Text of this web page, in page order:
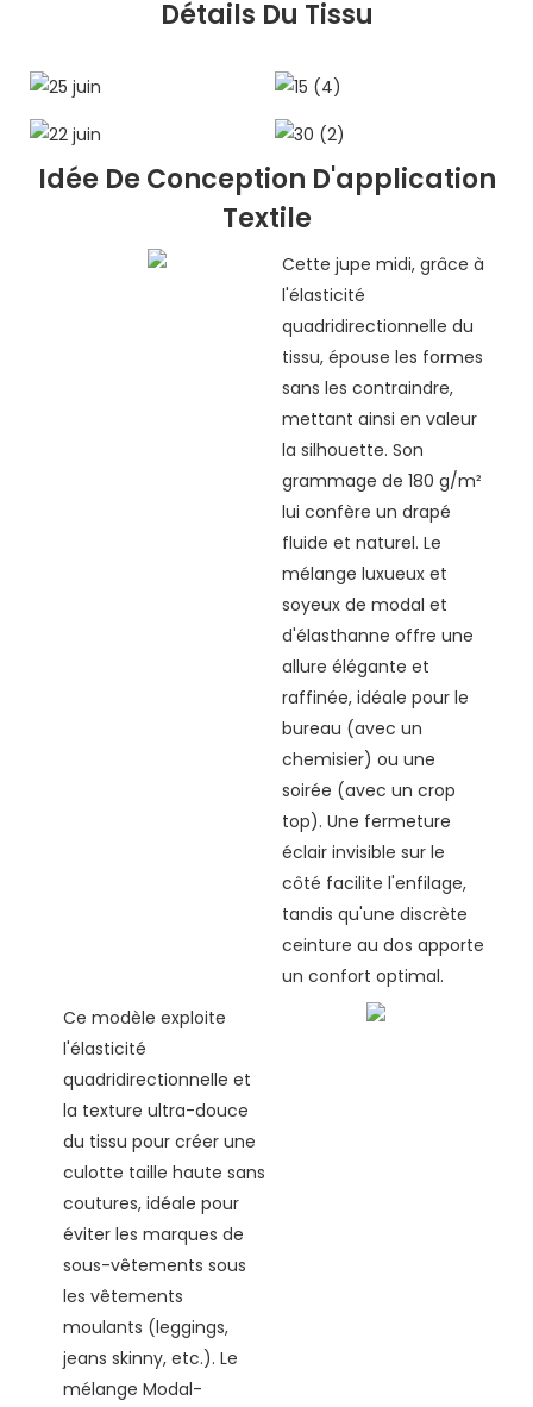
Détails Du Tissu
Idée De Conception D'application
Textile
Cette jupe midi, grâce à
l'élasticité
quadridirectionnelle du
tissu, épouse les formes
sans les contraindre,
mettant ainsi en valeur
la silhouette. Son
grammage de 180 g/m²
lui confère un drapé
fluide et naturel. Le
mélange luxueux et
soyeux de modal et
d'élasthanne offre une
allure élégante et
raffinée, idéale pour le
bureau (avec un
chemisier) ou une
soirée (avec un crop
top). Une fermeture
éclair invisible sur le
côté facilite l'enfilage,
tandis qu'une discrète
ceinture au dos apporte
un confort optimal.
Ce modèle exploite
l'élasticité
quadridirectionnelle et
la texture ultra-douce
du tissu pour créer une
culotte taille haute sans
coutures, idéale pour
éviter les marques de
sous-vêtements sous
les vêtements
moulants (leggings,
jeans skinny, etc.). Le
mélange Modal-